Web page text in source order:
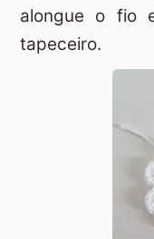
alongue o fio
tapeceiro.